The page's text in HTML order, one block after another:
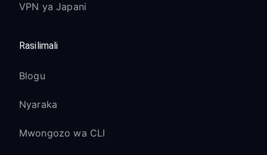
VPN ya Japani
Rasilimali
Blogu
Nyaraka
Mwongozo wa CLI